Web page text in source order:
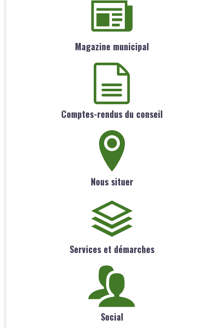
Magazine municipal
Comptes-rendus du conseil
Nous situer
Services et démarches
Social